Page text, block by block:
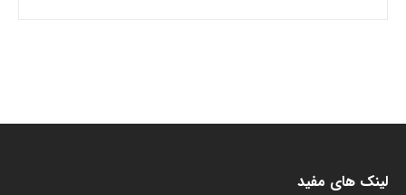
لینک های مفید